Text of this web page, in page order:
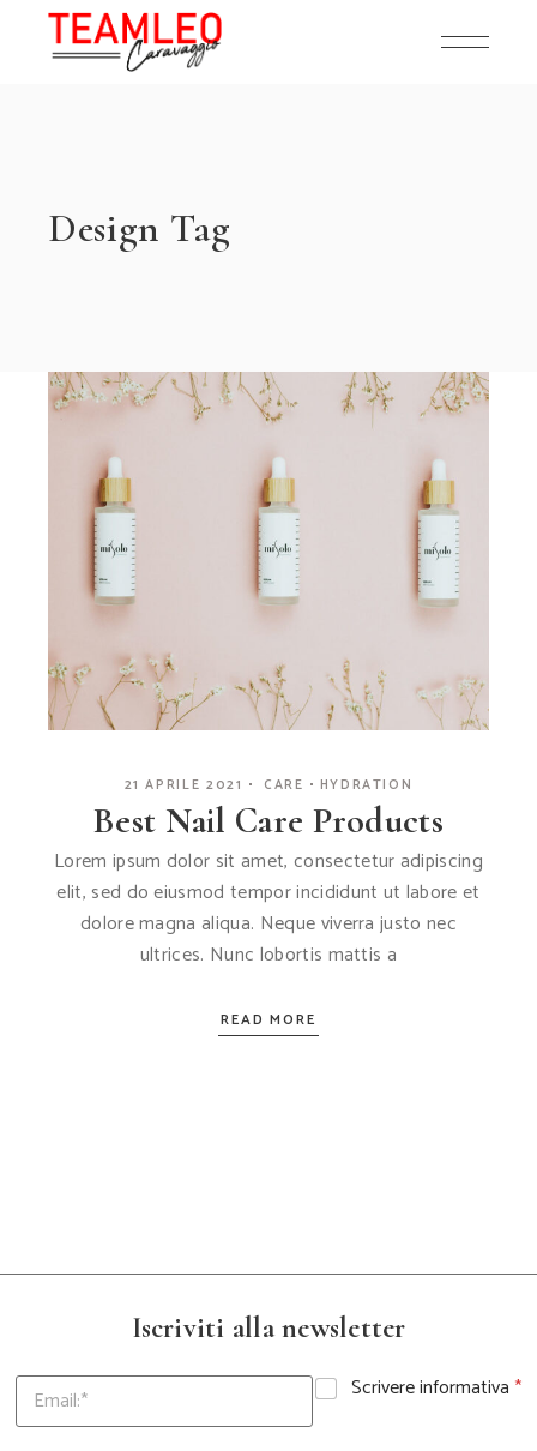
content
Design Tag
21 APRILE 2021 CARE HYDRATION
Best Nail Care Products
Lorem ipsum dolor sit amet, consectetur adipiscing
elit, sed do eiusmod tempor incididunt ut labore et
dolore magna aliqua. Neque viverra justo nec
ultrices. Nunc lobortis mattis a
READ MORE
Scrivere informativa *
Iscriviti alla newsletter